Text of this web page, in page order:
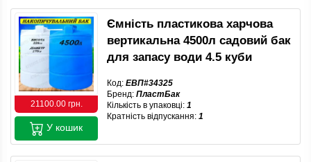
21100.00 грн.
Ємність пластикова харчова
вертикальна 4500л садовий бак
для запасу води 4.5 куби
Код: ЕВП#34325
Бренд: ПластБак
Кількість в упаковці: 1
Кратність відпускання: 1
У кошик